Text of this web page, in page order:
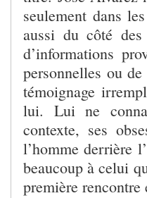
seulement dans
aussi du côté
d’informations
personnelles ou
témoignage
lui. Lui ne
contexte, ses
l’homme derrière
beaucoup à celui
première